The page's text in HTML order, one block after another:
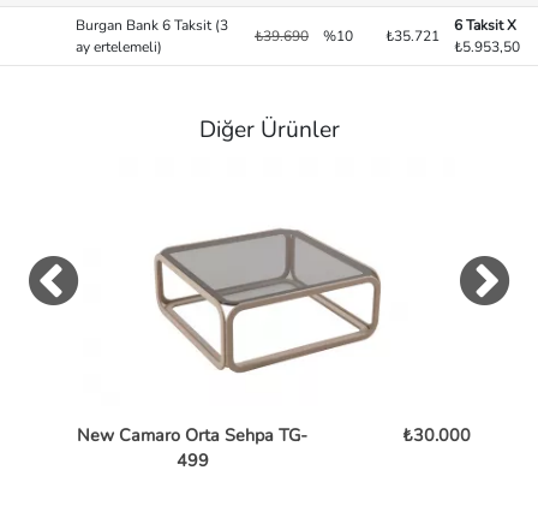
Burgan Bank 6 Taksit (3
ay ertelemeli)
₺39.690 %10 ₺35.721
6 Taksit X
₺5.953,50
Diğer Ürünler
New Camaro Orta Sehpa TG-
499
₺30.000